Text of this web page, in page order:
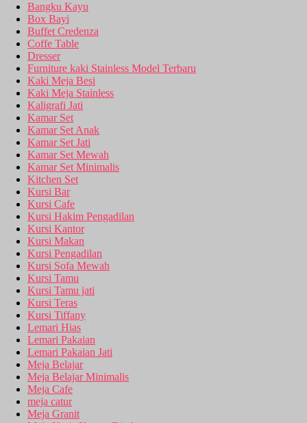
Bangku Kayu
Box Bayi
Buffet Credenza
Coffe Table
Dresser
Furniture kaki Stainless Model Terbaru
Kaki Meja Besi
Kaki Meja Stainless
Kaligrafi Jati
Kamar Set
Kamar Set Anak
Kamar Set Jati
Kamar Set Mewah
Kamar Set Minimalis
Kitchen Set
Kursi Bar
Kursi Cafe
Kursi Hakim Pengadilan
Kursi Kantor
Kursi Makan
Kursi Pengadilan
Kursi Sofa Mewah
Kursi Tamu
Kursi Tamu jati
Kursi Teras
Kursi Tiffany
Lemari Hias
Lemari Pakaian
Lemari Pakaian Jati
Meja Belajar
Meja Belajar Minimalis
Meja Cafe
meja catur
Meja Granit